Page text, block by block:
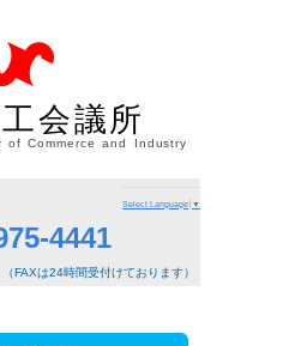
会議所
of Commerce and Industry
Select Language ▼
4441
FAXは24時間受付けております）